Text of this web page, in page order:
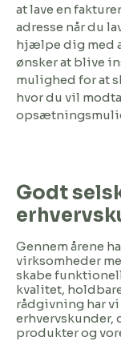
at lave en
adresse når du
hjælpe dig med
ønsker at blive
mulighed for at
hvor du vil
Godt
Gennem årene
virksomheder
skabe
kvalitet,
rådgivning har
produkter og